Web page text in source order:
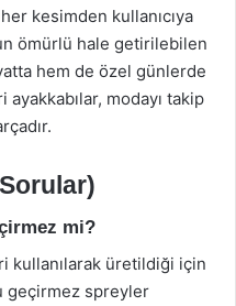
kesimden kullanıcıya
ömürlü hale getirilebilen
hem de özel günlerde
ayakkabılar, modayı takip
mi?
kullanılarak üretildiği için
geçirmez spreyler